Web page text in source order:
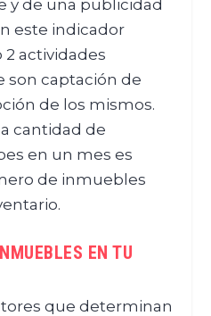
y de una publicidad
este indicador
actividades
son captación de
de los mismos.
cantidad de
en un mes es
de inmuebles
EN TU
que determinan